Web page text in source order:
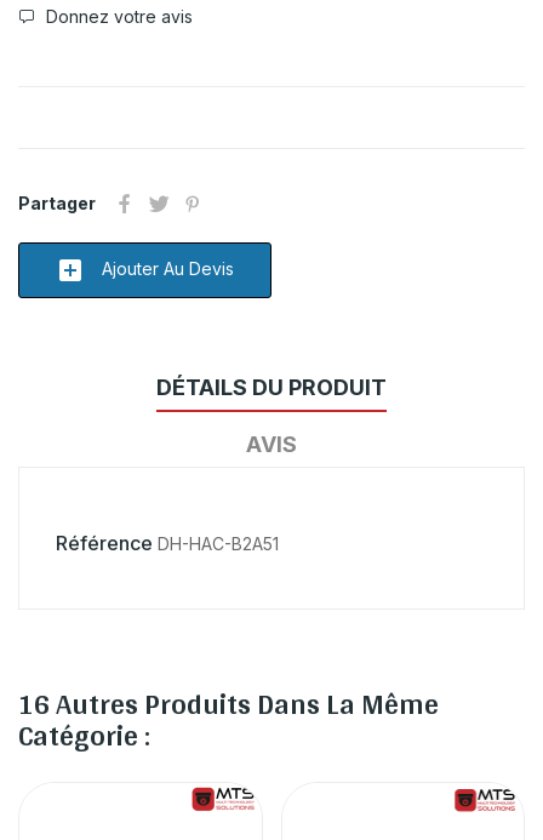
Donnez votre avis
Partager
add_box Ajouter Au Devis
DÉTAILS DU PRODUIT
AVIS
Référence DH-HAC-B2A51
16 Autres Produits Dans La Même
Catégorie :